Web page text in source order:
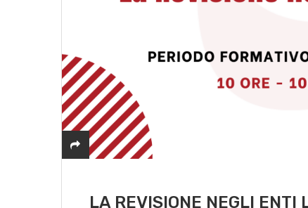
LA REVISIONE NEGLI